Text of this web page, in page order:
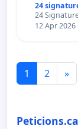
24
24
12 Apr 2026
1 2 »